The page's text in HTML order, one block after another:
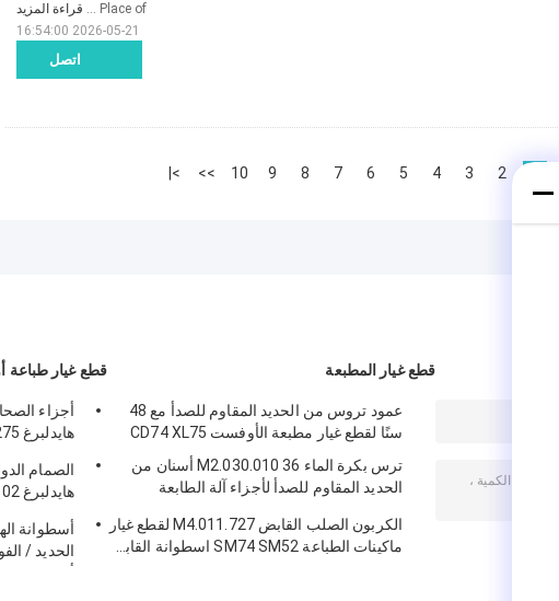
اتصل
Place of ...
قراءة المزيد
2026-05-21 16:54:00
2
3
4
5
6
7
8
9
10
>>
>|
قطع غيار
الصمام
أسطوانة
قطع غيار المطبعة
عمود تروس من الحديد المقاوم للصدأ مع 48
سنًا لقطع غيار مطبعة الأوفست CD74 XL75
ترس بكرة الماء M2.030.010 36 أسنان من
الحديد المقاوم للصدأ لأجزاء آلة الطابعة
الكربون الصلب القابض M4.011.727 لقطع غيار
ماكينات الطباعة SM74 SM52 اسطوانة القابض